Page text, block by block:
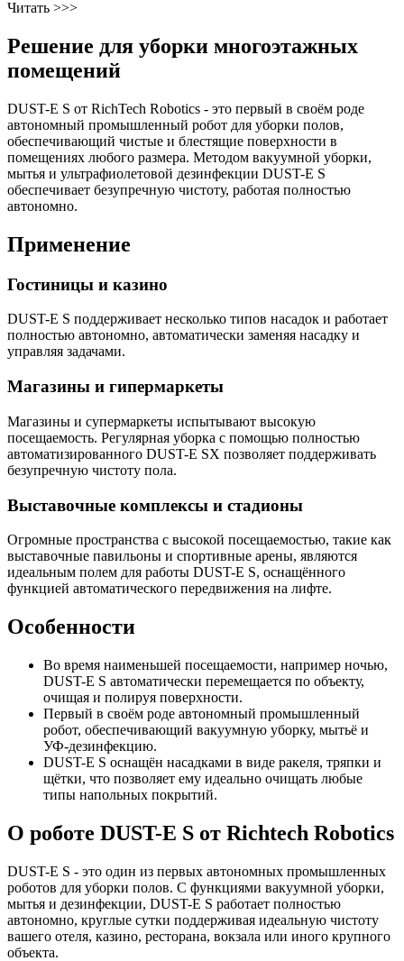
Читать >>>
Решение для уборки многоэтажных
помещений
DUST-E S от RichTech Robotics - это первый в своём роде
автономный промышленный робот для уборки полов,
обеспечивающий чистые и блестящие поверхности в
помещениях любого размера. Методом вакуумной уборки,
мытья и ультрафиолетовой дезинфекции DUST-E S
обеспечивает безупречную чистоту, работая полностью
автономно.
Применение
Гостиницы и казино
DUST-E S поддерживает несколько типов насадок и работает
полностью автономно, автоматически заменяя насадку и
управляя задачами.
Магазины и гипермаркеты
Магазины и супермаркеты испытывают высокую
посещаемость. Регулярная уборка с помощью полностью
автоматизированного DUST-E SX позволяет поддерживать
безупречную чистоту пола.
Выставочные комплексы и стадионы
Огромные пространства с высокой посещаемостью, такие как
выставочные павильоны и спортивные арены, являются
идеальным полем для работы DUST-E S, оснащённого
функцией автоматического передвижения на лифте.
Особенности
Во время наименьшей посещаемости, например ночью,
DUST-E S автоматически перемещается по объекту,
очищая и полируя поверхности.
Первый в своём роде автономный промышленный
робот, обеспечивающий вакуумную уборку, мытьё и
УФ-дезинфекцию.
DUST-E S оснащён насадками в виде ракеля, тряпки и
щётки, что позволяет ему идеально очищать любые
типы напольных покрытий.
О роботе DUST-E S от Richtech Robotics
DUST-E S - это один из первых автономных промышленных
роботов для уборки полов. С функциями вакуумной уборки,
мытья и дезинфекции, DUST-E S работает полностью
автономно, круглые сутки поддерживая идеальную чистоту
вашего отеля, казино, ресторана, вокзала или иного крупного
объекта.